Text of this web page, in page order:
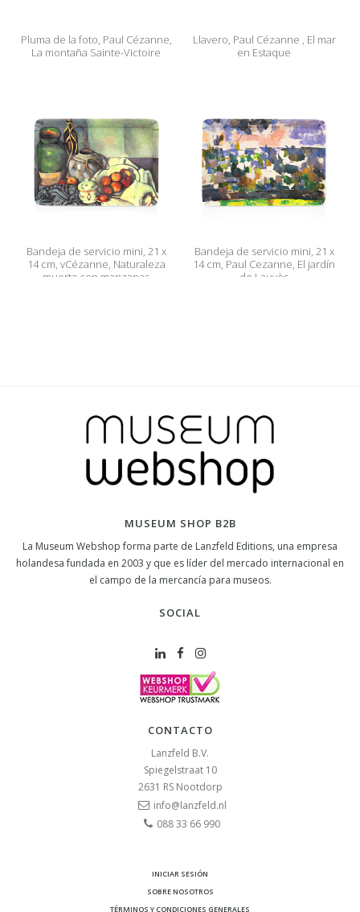
Pluma de la foto, Paul Cézanne,
La montaña Sainte-Victoire
Llavero, Paul Cézanne , El mar
en Estaque
Bandeja de servicio mini, 21 x
14 cm, vCézanne, Naturaleza
muerta con manzanas
Bandeja de servicio mini, 21 x
14 cm, Paul Cezanne, El jardín
de Lauvès
MUSEUM SHOP B2B
La Museum Webshop forma parte de Lanzfeld Editions, una empresa
holandesa fundada en 2003 y que es líder del mercado internacional en
el campo de la mercancía para museos.
SOCIAL
CONTACTO
Lanzfeld B.V.
Spiegelstraat 10
2631 RS Nootdorp
info@lanzfeld.nl
088 33 66 990
INICIAR SESIÓN
SOBRE NOSOTROS
TÉRMINOS Y CONDICIONES GENERALES